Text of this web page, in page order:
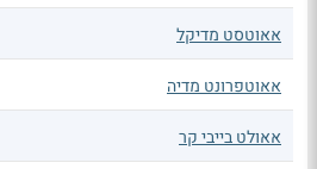
אאוטסט מדיקל
אאוטפרונט מדיה
אאולט בייבי קר